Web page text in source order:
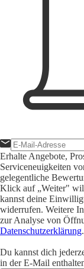
Erhalte Angebote,
Serviceneuigkeiten
gelegentliche
Klick auf „Weiter"
kannst deine
widerrufen. Weitere
zur Analyse von
Datenschutzerklärung.
Du kannst dich
in der E-Mail